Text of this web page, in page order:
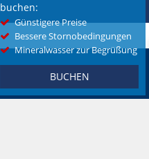
buchen:
Günstigere Preise
Bessere Stornobedingungen
Mineralwasser zur Begrüßung
BUCHEN